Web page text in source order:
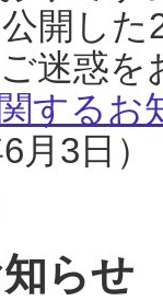
開し
迷惑
するお
月3日）
らせ